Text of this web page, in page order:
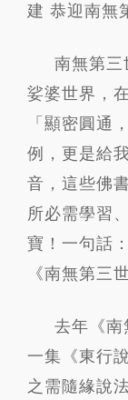
建 恭迎南無
南無第三
娑婆世界，
「顯密圓通
例，更是給
音，這些佛
所必需學習
寶！一句話
《南無第三
去年《南
一集《東行
之需隨緣說